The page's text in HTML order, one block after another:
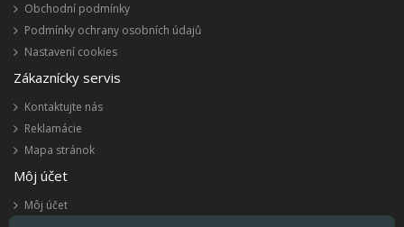
Obchodní podmínky
Podmínky ochrany osobních údajů
Nastavení cookies
Zákaznícky servis
Kontaktujte nás
Reklamácie
Mapa stránok
Môj účet
Môj účet